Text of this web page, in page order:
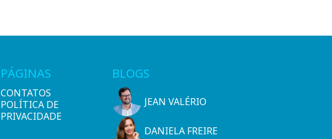
PÁGINAS
CONTATOS
POLÍTICA DE
PRIVACIDADE
BLOGS
JEAN VALÉRIO
DANIELA FREIRE